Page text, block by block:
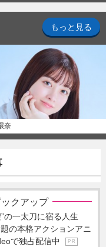
もっと見る
奈
ックアップ
の一太刀に宿る人生
の本格アクションアニ
で独占配信中
P R